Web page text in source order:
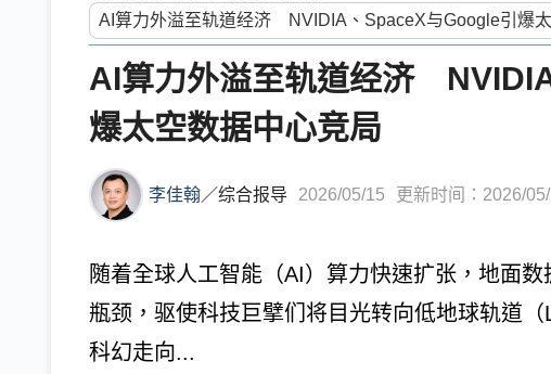
AI算力外溢至轨道经济
爆太空数据中心竞局
李佳翰／综合报导 2026/05/15 更新时间：2026/05/
随着全球人工智能（AI）算力快速扩张，地面
瓶颈，驱使科技巨擘们将目光转向低地球轨道
科幻走向...